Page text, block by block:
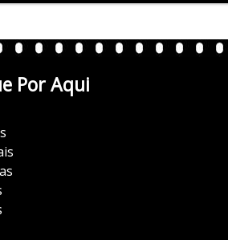
Por Aqui